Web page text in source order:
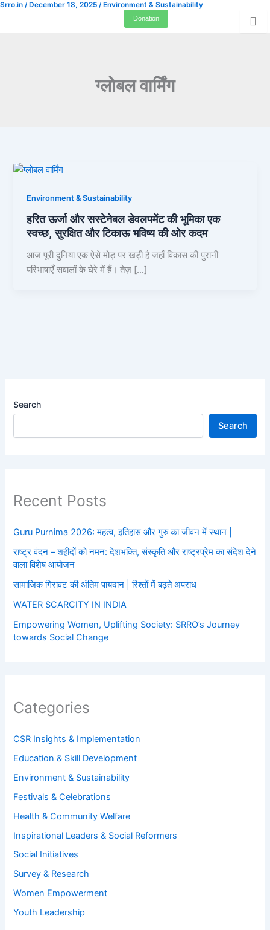
Skip
Donation
ग्लोबल वार्मिंग
Search
Search
Recent Posts
Guru Purnima 2026: महत्व, इतिहास और गुरु का जीवन में स्थान |
राष्ट्र वंदन – शहीदों को नमन: देशभक्ति, संस्कृति और राष्ट्रप्रेम का संदेश देने
वाला विशेष आयोजन
सामाजिक गिरावट की अंतिम पायदान | रिश्तों में बढ़ते अपराध
WATER SCARCITY IN INDIA
Empowering Women, Uplifting Society: SRRO’s Journey
towards Social Change
Categories
CSR Insights & Implementation
Education & Skill Development
Environment & Sustainability
Festivals & Celebrations
Health & Community Welfare
Inspirational Leaders & Social Reformers
Social Initiatives
Survey & Research
Women Empowerment
Youth Leadership
Environment & Sustainability
हरित ऊर्जा और सस्टेनेबल डेवलपमेंट की भूमिका एक
स्वच्छ, सुरक्षित और टिकाऊ भविष्य की ओर कदम
Srro.in / December 18, 2025 / Environment & Sustainability
आज पूरी दुनिया एक ऐसे मोड़ पर खड़ी है जहाँ विकास की पुरानी
परिभाषाएँ सवालों के घेरे में हैं। तेज़ […]